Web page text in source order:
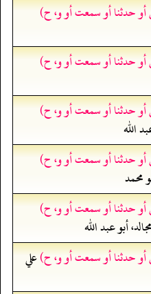
حدثنا أو سمعت أو و، ح)
حدثنا أو سمعت أو و، ح)
حدثنا أو سمعت أو و، ح)
الله
حدثنا أو سمعت أو و، ح)
محمد
حدثنا أو سمعت أو و، ح)
أبو عبد الله
حدثنا أو سمعت أو و، ح)علي